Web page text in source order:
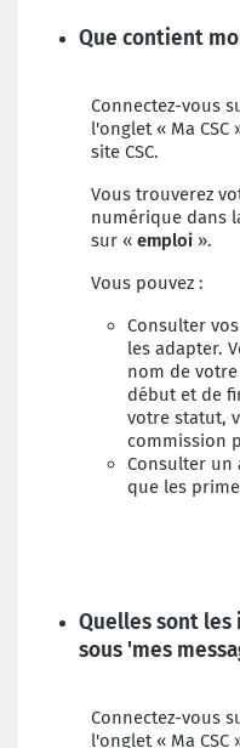
Que contient
Connectez-vous
l'onglet « Ma
site CSC.
Vous trouverez
numérique dans
sur « emploi ».
Vous pouvez :
Consulter
les adapter.
nom de
début et de
votre statut,
commission
Consulter un
que les
Quelles sont
sous 'mes
Connectez-vous
l'onglet « Ma